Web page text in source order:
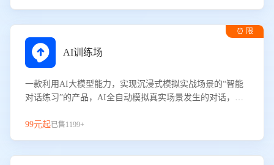
⏰ 限
AI训练场
一款利用AI大模型能力，实现沉浸式模拟实战场景的“智能
对话练习”的产品，AI全自动模拟真实场景发生的对话，企
服能力。
99元起已售1199+